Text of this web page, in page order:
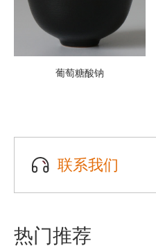
葡萄糖酸钠
联系我们
热门推荐